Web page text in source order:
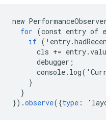
new
for (const entry of
if (! entry.
cls += entry.
debugger ;
console. log( '
}
}
}).observe({type : '